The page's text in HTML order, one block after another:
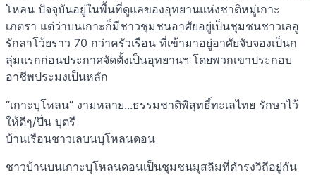
โหลน ปัจจุบันอยู่ในพื้นที่ดูแลของอุทยานแห่งชาติหมู่เกาะ
เภตรา แต่ว่าบนเกาะก็มีชาวชุมชนอาศัยอยู่เป็นชุมชนชาวเลอู
รักลาโว้ยราว 70 กว่าครัวเรือน ที่เข้ามาอยู่อาศัยจับจองเป็นก
ลุ่มแรกก่อนประกาศจัดตั้งเป็นอุทยานฯ โดยพวกเขาประกอบ
อาชีพประมงเป็นหลัก
“เกาะบุโหลน” งามหลาย...ธรรมชาติพิสุทธิ์ทะเลไทย รักษาไว้
ให้ดีๆ/ปิ่น บุตรี
บ้านเรือนชาวเลบนบุโหลนดอน
ชาวบ้านบนเกาะบุโหลนดอนเป็นชุมชนมุสลิมที่ดำรงวิถีอยู่กัน